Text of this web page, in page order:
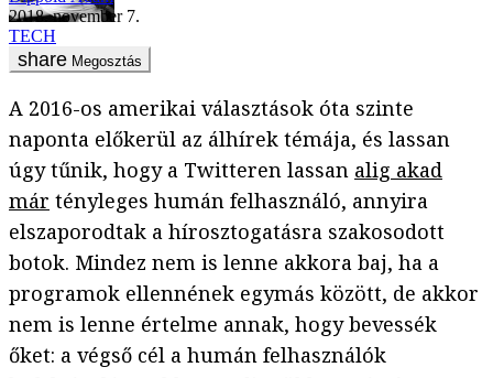
2018. november 7.
TECH
Megosztás
A 2016-os amerikai választások óta szinte
naponta előkerül az álhírek témája, és lassan
úgy tűnik, hogy a Twitteren lassan alig akad
már tényleges humán felhasználó, annyira
elszaporodtak a hírosztogatásra szakosodott
botok. Mindez nem is lenne akkora baj, ha a
programok ellennének egymás között, de akkor
nem is lenne értelme annak, hogy bevessék
őket: a végső cél a humán felhasználók